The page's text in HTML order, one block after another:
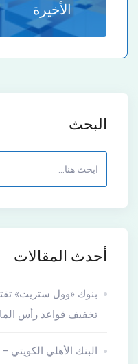
الأخيرة
البحث
أحدث المقالات
بنوك «وول ستريت»
تخفيف قواعد رأس